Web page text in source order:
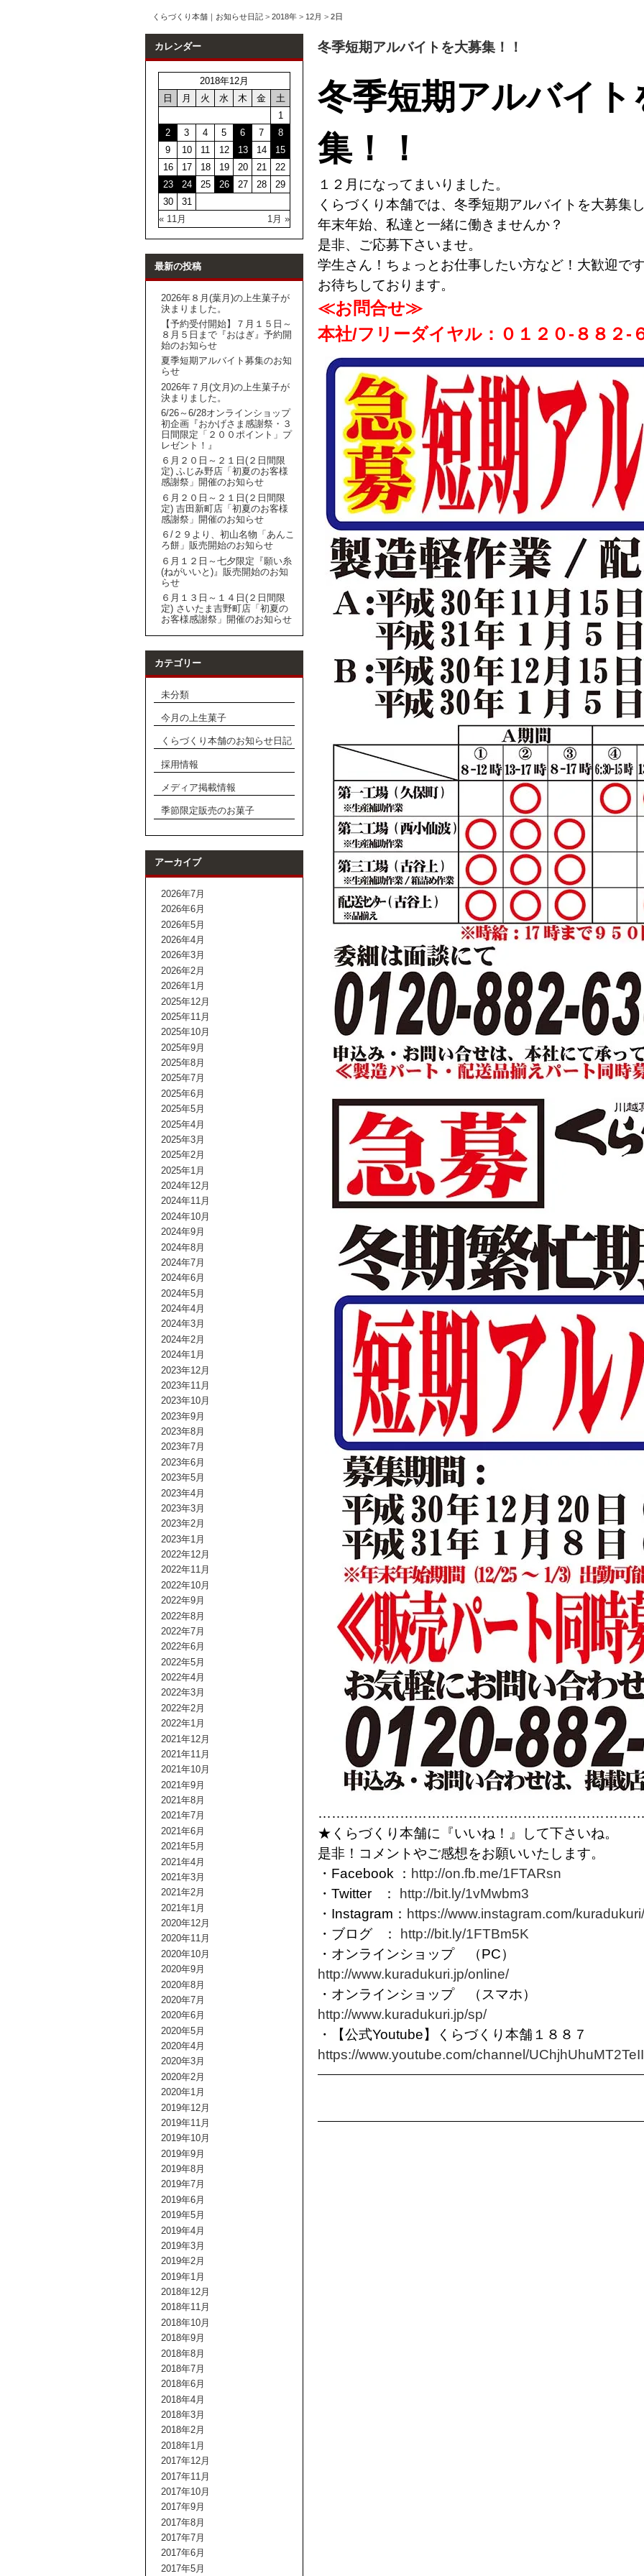
くらづくり本舗｜お知らせ日記 > 2018年 > 12月 > 2日
カレンダー
2018年12月
日
月 火 水 木 金 土
« 11月 1月 »
1
2
3 4 5 6 7
8
9
10 11 12 13 14
15
16
17 18 19 20 21
22
23
24 25 26 27 28
29
30
31
最新の投稿
2026年８月(葉月)の上生菓子が
決まりました。
【予約受付開始】７月１５日～
８月５日まで『おはぎ』予約開
始のお知らせ
夏季短期アルバイト募集のお知
らせ
2026年７月(文月)の上生菓子が
決まりました。
6/26～6/28オンラインショップ
初企画『おかげさま感謝祭・３
日間限定「２００ポイント」プ
レゼント！』
６月２０日～２１日(２日間限
定) ふじみ野店「初夏のお客様
感謝祭」開催のお知らせ
６月２０日～２１日(２日間限
定) 吉田新町店「初夏のお客様
感謝祭」開催のお知らせ
６/２９より、初山名物「あんこ
ろ餅」販売開始のお知らせ
６月１２日～七夕限定『願い糸
(ねがいいと)』販売開始のお知
らせ
６月１３日～１４日(２日間限
定) さいたま吉野町店「初夏の
お客様感謝祭」開催のお知らせ
カテゴリー
未分類
今月の上生菓子
くらづくり本舗のお知らせ日記
採用情報
メディア掲載情報
季節限定販売のお菓子
アーカイブ
2026年7月
2026年6月
2026年5月
2026年4月
2026年3月
2026年2月
2026年1月
2025年12月
2025年11月
2025年10月
2025年9月
2025年8月
2025年7月
2025年6月
2025年5月
2025年4月
2025年3月
2025年2月
2025年1月
2024年12月
2024年11月
2024年10月
2024年9月
2024年8月
2024年7月
2024年6月
2024年5月
2024年4月
2024年3月
2024年2月
2024年1月
2023年12月
2023年11月
2023年10月
2023年9月
2023年8月
2023年7月
2023年6月
2023年5月
2023年4月
2023年3月
2023年2月
2023年1月
2022年12月
2022年11月
2022年10月
2022年9月
2022年8月
2022年7月
2022年6月
2022年5月
2022年4月
2022年3月
2022年2月
2022年1月
2021年12月
2021年11月
2021年10月
2021年9月
2021年8月
2021年7月
2021年6月
2021年5月
2021年4月
2021年3月
2021年2月
2021年1月
2020年12月
2020年11月
2020年10月
2020年9月
2020年8月
2020年7月
2020年6月
2020年5月
2020年4月
2020年3月
2020年2月
2020年1月
2019年12月
2019年11月
2019年10月
2019年9月
2019年8月
2019年7月
2019年6月
2019年5月
2019年4月
2019年3月
2019年2月
2019年1月
2018年12月
2018年11月
2018年10月
2018年9月
2018年8月
2018年7月
2018年6月
2018年4月
2018年3月
2018年2月
2018年1月
2017年12月
2017年11月
2017年10月
2017年9月
2017年8月
2017年7月
2017年6月
2017年5月
冬季短期アルバイトを大募集！！
冬季短期アルバイト
集！！
１２月になってまいりました。
くらづくり本舗では、冬季短期アルバイトを大募集
年末年始、私達と一緒に働きませんか？
是非、ご応募下さいませ。
学生さん！ちょっとお仕事したい方など！大歓迎で
お待ちしております。
≪お問合せ≫
本社/フリーダイヤル：０１２０-８８２-
★くらづくり本舗に『いいね！』して下さいね。
是非！コメントやご感想をお願いいたします。
・Facebook ： http://on.fb.me/1FTARsn
・Twitter ：
http://bit.ly/1vMwbm3
・Instagram： https://www.instagram.com/kuradukuri/
・ブログ ：
http://bit.ly/1FTBm5K
・オンラインショップ （PC）
http://www.kuradukuri.jp/online/
・オンラインショップ （スマホ）
http://www.kuradukuri.jp/sp/
・【公式Youtube】くらづくり本舗１８８７
https://www.youtube.com/channel/